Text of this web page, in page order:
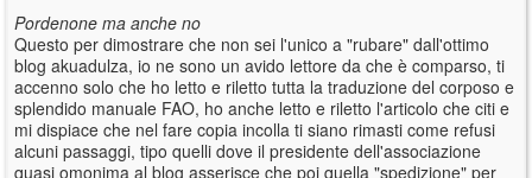
Pordenone ma anche no
Questo per dimostrare che non sei l'unico a "rubare" dall'ottimo
blog akuadulza, io ne sono un avido lettore da che è comparso, ti
accenno solo che ho letto e riletto tutta la traduzione del corposo e
splendido manuale FAO, ho anche letto e riletto l'articolo che citi e
mi dispiace che nel fare copia incolla ti siano rimasti come refusi
alcuni passaggi, tipo quelli dove il presidente dell'associazione
quasi omonima al blog asserisce che poi quella "spedizione" per